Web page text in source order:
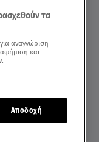
τα
αναγνώριση
και
Αποδοχή